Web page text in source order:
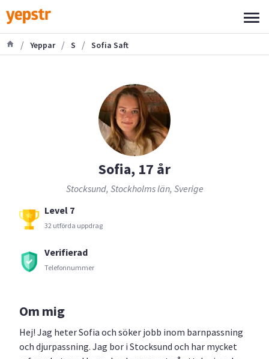
/ Yeppar / S / Sofia Saft
Sofia, 17 år
Stocksund, Stockholms län, Sverige
Level 7
32 utförda uppdrag
Verifierad
Telefonnummer
Om mig
Hej! Jag heter Sofia och söker jobb inom barnpassning
och djurpassning. Jag bor i Stocksund och har mycket